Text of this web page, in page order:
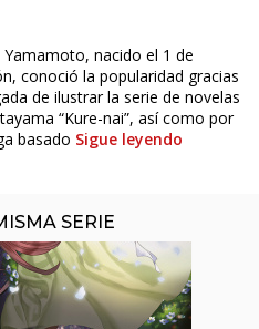
nacido el 1 de
conoció la popularidad gracias
de ilustrar la serie de novelas
“Kure-nai”, así como por
basado Sigue leyendo
SERIE